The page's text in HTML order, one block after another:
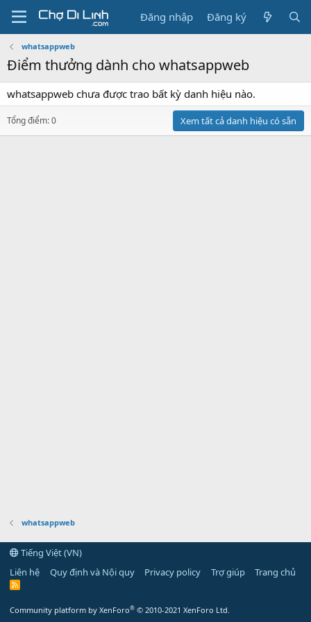
Đăng nhập Đăng ký
whatsappweb
Điểm thưởng dành cho whatsappweb
whatsappweb chưa được trao bất kỳ danh hiệu nào.
Tổng điểm: 0 Xem tất cả danh hiệu có sẵn
whatsappweb
Tiếng Việt (VN)
Liên hệ
Quy định và Nội quy Privacy policy Trợ giúp Trang chủ
R
Community platform by XenForo® © 2010-2021 XenForo Ltd.